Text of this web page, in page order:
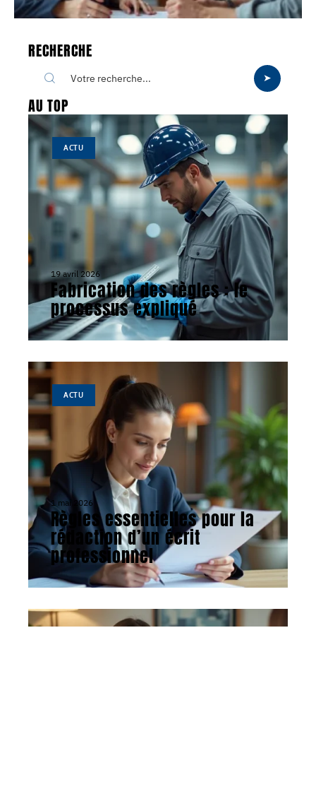
RECHERCHE
AU TOP
ACTU
19 avril 2026
Fabrication des règles : le
processus expliqué
ACTU
1 mai 2026
Règles essentielles pour la
rédaction d’un écrit
professionnel